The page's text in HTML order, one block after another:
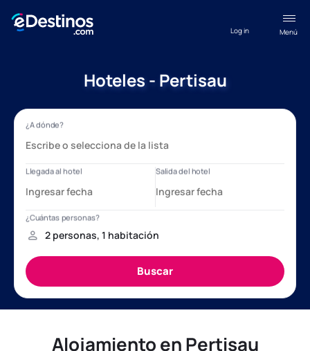
Menú
Log in
Hoteles - Pertisau
Alojamiento en Pertisau